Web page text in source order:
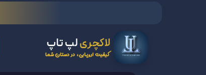
لاکچریلپ تاپ
کیفیت اروپایی، در دستان شما